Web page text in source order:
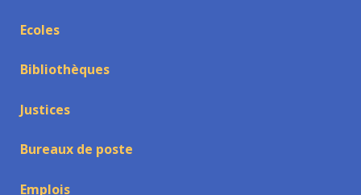
Ecoles
Bibliothèques
Justices
Bureaux de poste
Emplois